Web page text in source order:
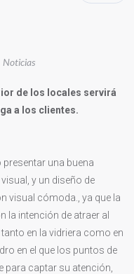
Noticias
de los locales servirá
a los clientes.
una buena
y un diseño de
visual cómoda., ya que la
la intención de atraer al
en la vidriera como en
en el que los puntos de
para captar su atención,